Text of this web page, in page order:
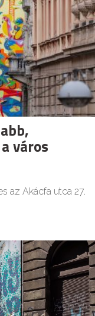
város
az Akácfa utca 27.